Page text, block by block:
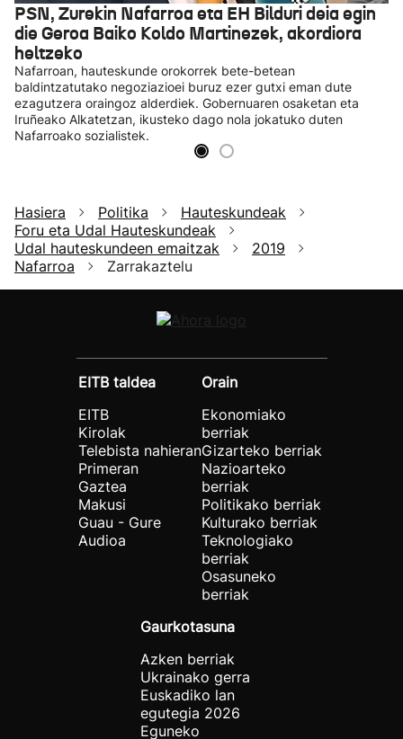
PSN, Zurekin Nafarroa eta EH Bilduri deia egin
die Geroa Baiko Koldo Martinezek, akordiora
heltzeko
Nafarroan, hauteskunde orokorrek bete-betean
baldintzatutako negoziazioei buruz ezer gutxi eman dute
ezagutzera oraingoz alderdiek. Gobernuaren osaketan eta
Iruñeako Alkatetzan, ikusteko dago nola jokatuko duten
Nafarroako sozialistek.
Hasiera Politika
Hauteskundeak
Foru eta Udal Hauteskundeak
Udal hauteskundeen emaitzak
2019
Nafarroa
Zarrakaztelu
EITB taldea
EITB
Kirolak
Telebista nahieran
Primeran
Gaztea
Makusi
Guau - Gure
Audioa
Orain
Ekonomiako
berriak
Gizarteko berriak
Nazioarteko
berriak
Politikako berriak
Kulturako berriak
Teknologiako
berriak
Osasuneko
berriak
Gaurkotasuna
Azken berriak
Ukrainako gerra
Euskadiko lan
egutegia 2026
Eguneko